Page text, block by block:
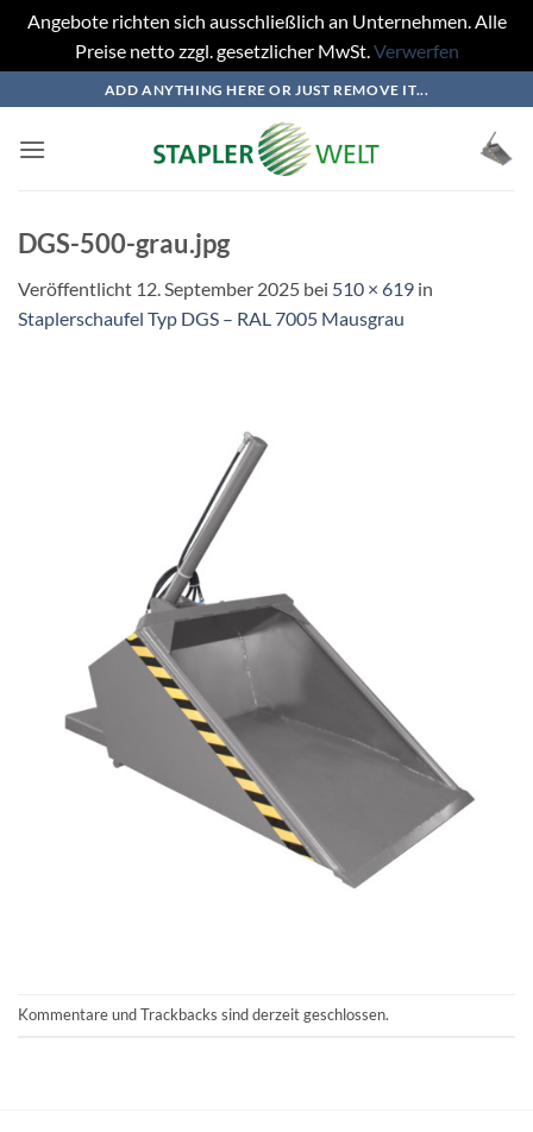
Angebote richten sich ausschließlich an Unternehmen. Alle
Preise netto zzgl. gesetzlicher MwSt.Verwerfen
Inhalt
springen
ADD ANYTHING HERE OR JUST REMOVE IT...
DGS-500-grau.jpg
Veröffentlicht 12. September 2025 bei 510 × 619 in
Staplerschaufel Typ DGS – RAL 7005 Mausgrau
Kommentare und Trackbacks sind derzeit geschlossen.